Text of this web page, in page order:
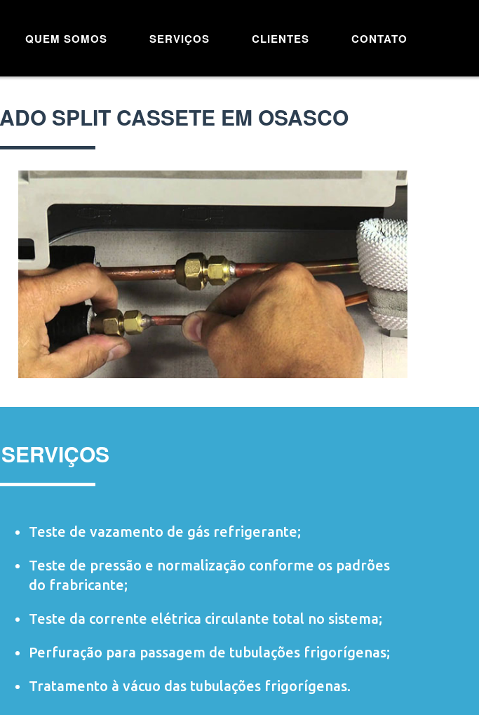
QUEM SOMOS SERVIÇOS CLIENTES CONTATO
SPLIT CASSETE EM OSASCO
Teste de vazamento de gás refrigerante;
Teste de pressão e normalização conforme os padrões
do frabricante;
Teste da corrente elétrica circulante total no sistema;
Perfuração para passagem de tubulações frigorígenas;
Tratamento à vácuo das tubulações frigorígenas.